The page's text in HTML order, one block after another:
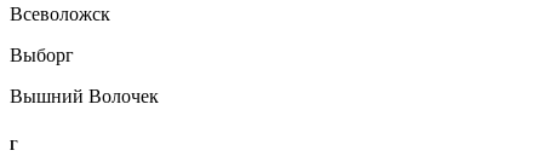
Всеволожск
Выборг
Вышний Волочек
Г